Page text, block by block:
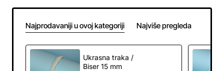
Najprodavaniji u ovoj kategoriji Najviše pregleda
Ukrasna traka /
Biser 15 mm